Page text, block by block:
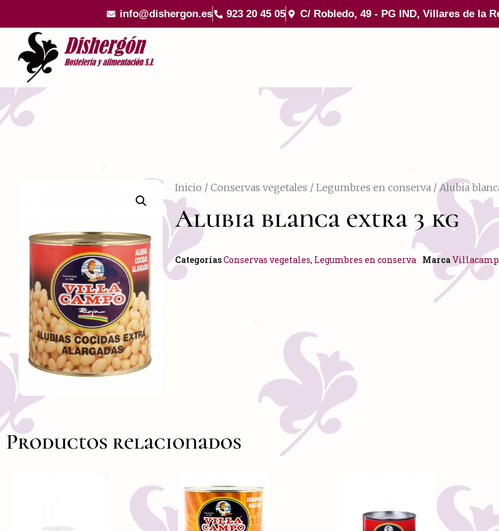
info@dishergon.es 923 20 45 05 C/ Robledo, 49 - PG IND, Villares de la
Inicio / Conservas vegetales / Legumbres en conserva/ Alubia
Alubia blanca extra 3 kg
CategoríasConservas vegetales, Legumbres en conserva Marca
Productos relacionados